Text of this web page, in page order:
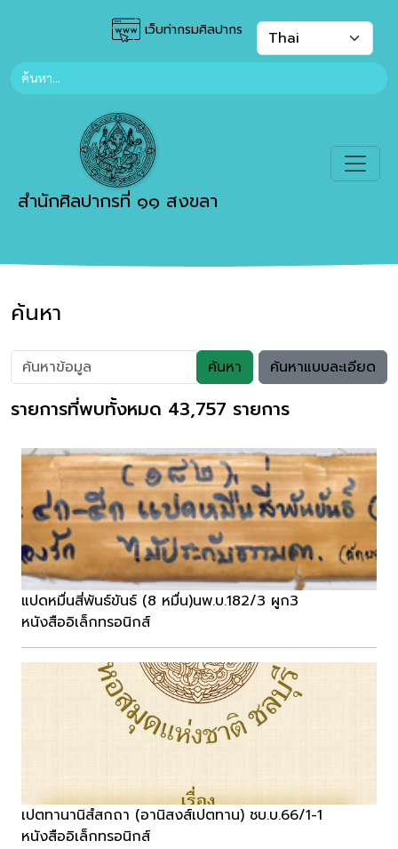
เว็บท่ากรมศิลปากร
สำนักศิลปากรที่ ๑๑ สงขลา
ค้นหา
ค้นหา ค้นหาแบบละเอียด
รายการที่พบทั้งหมด 43,757 รายการ
แปดหมื่นสี่พันธ์ขันธ์ (8 หมื่น)นพ.บ.182/3 ผูก3
หนังสืออิเล็กทรอนิกส์
เปตทานานิสํสกถา (อานิสงส์เปตทาน) ชบ.บ.66/1-1
หนังสืออิเล็กทรอนิกส์